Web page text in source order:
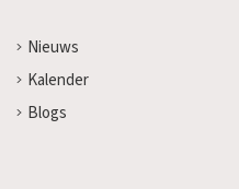
Nieuws
Kalender
Blogs